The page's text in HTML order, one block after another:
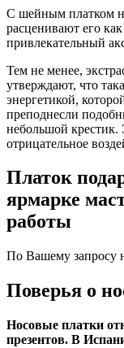
С шейным платком
расценивают его
привлекательный
Тем не менее,
утверждают, что
энергетикой,
преподнесли
небольшой крестик.
отрицательное
Платок
ярмарке
работы
По Вашему запросу
Поверья о
Носовые платки
презентов. В